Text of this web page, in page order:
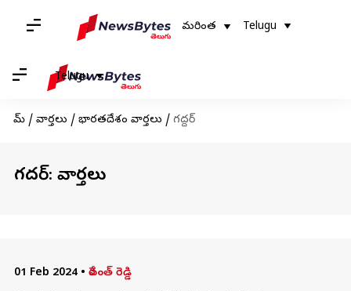
మరింత Telugu
Telugu
హోమ్ / వార్తలు / భారతదేశం వార్తలు / గద్దర్
గద్దర్: వార్తలు
01 Feb 2024 • రేవంత్ రెడ్డి